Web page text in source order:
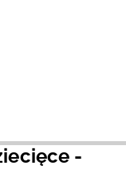
-